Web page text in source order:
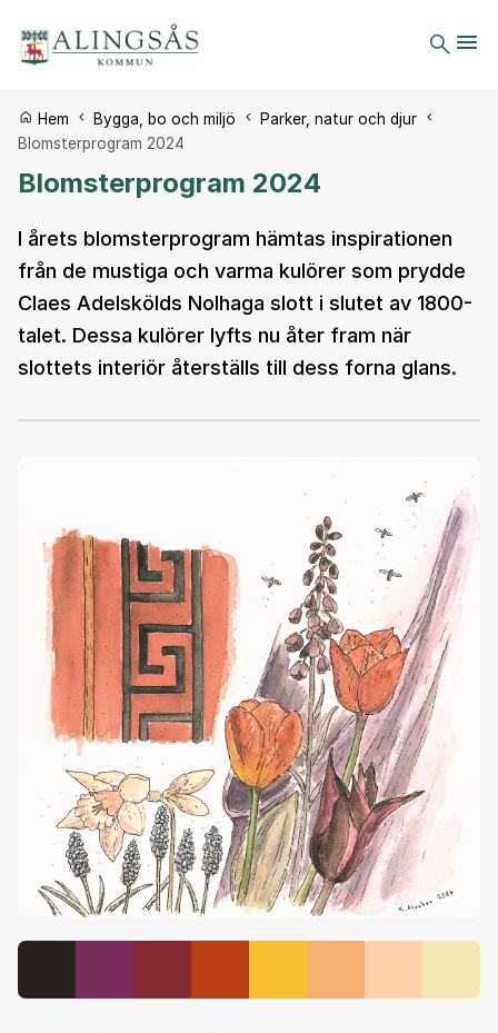
Du är här:
Hem Bygga, bo och miljö
Parker, natur och djur
Blomsterprogram 2024
Blomsterprogram 2024
I årets blomsterprogram hämtas inspirationen
från de mustiga och varma kulörer som prydde
Claes Adelskölds Nolhaga slott i slutet av 1800-
talet. Dessa kulörer lyfts nu åter fram när
slottets interiör återställs till dess forna glans.